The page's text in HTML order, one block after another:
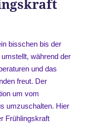
bisschen bis der
während der
und das
freut. Der
um vom
umzuschalten. Hier
Frühlingskraft